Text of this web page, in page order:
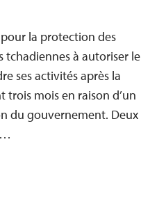
la protection des
tchadiennes à autoriser le
ses activités après la
trois mois en raison d’un
du gouvernement. Deux